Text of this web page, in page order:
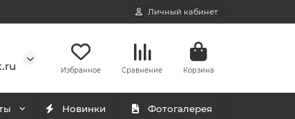
Личный кабинет
Избранное Сравнение Корзина
Новинки Фотогалерея